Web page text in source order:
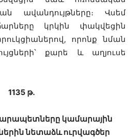
ավանդույթները։ Վսեմ
կրկին փակվեցին
որոնք նման
քարե և աղյուսե
1135 թ․
կամարային
նետաձև ուրվագծեր